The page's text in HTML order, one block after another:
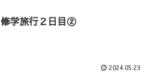
修学旅行２日目②
2024.05.23